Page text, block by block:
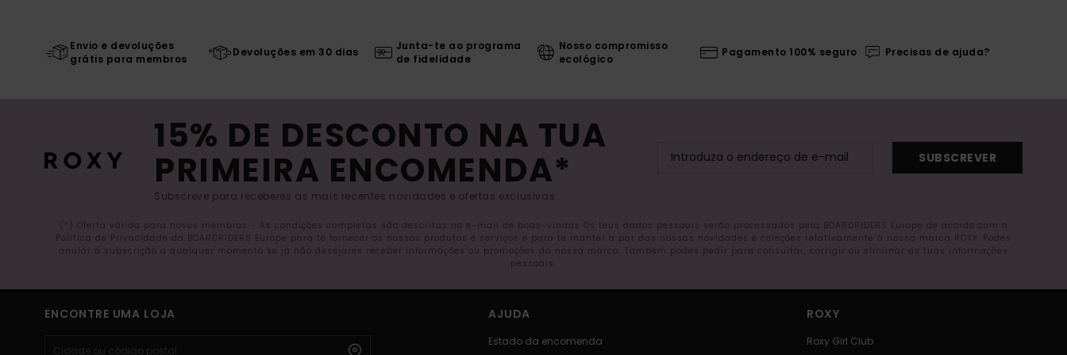
Envio e devoluções
grátis para membros
Devoluções em 30 dias
Junta-te ao programa
de fidelidade
Nosso compromisso
ecológico
Pagamento 100% seguro Precisas de ajuda?
15% DE DESCONTO NA TUA
PRIMEIRA ENCOMENDA*
Subscreve para receberes as mais recentes novidades e ofertas exclusivas.
SUBSCREVER
(*) Oferta válida para novos membros - As condições completas são descritas no e-mail de boas-vindas Os teus dados pessoais serão processados pela BOARDRIDERS Europe de acordo com a
Política de Privacidade da BOARDRIDERS Europe para te fornecer os nossos produtos e serviços e para te manter a par das nossas novidades e coleções relativamente à nossa marca ROXY. Podes
anular a subscrição a qualquer momento se já não desejares receber informações ou promoções da nossa marca. Também podes pedir para consultar, corrigir ou eliminar as tuas informações
pessoais.
ENCONTRE UMA LOJA AJUDA
Estado da encomenda
ROXY
Roxy Girl Club